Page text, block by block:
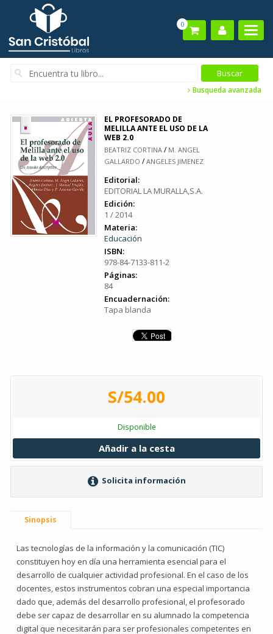
0
Busqueda avanzada
EL PROFESORADO DE
MELILLA ANTE EL USO DE LA
WEB 2.0
BEATRIZ CORTINA / M. ANGEL
GALLARDO /ANGELES JIMENEZ
Editorial:
EDITORIAL LA MURALLA,S.A.
Edición:
1 / 2014
Materia:
Educación
ISBN:
978-84-7133-811-2
Páginas:
84
Encuadernación:
Tapa blanda
S/54.00
Disponible
Añadir a la cesta
Solicita información
Sinopsis
Las tecnologías de la información y la comunicación (TIC)
constituyen hoy en día una herramienta esencial para el
desarrollo de cualquier actividad profesional. En el caso de los
docentes, estos instrumentos cobran una especial importancia
dado que, además del desarrollo profesional, el profesorado
debe ser capaz de desarrollar en su alumnado la competencia
digital que necesitarán para ser profesionales competentes en